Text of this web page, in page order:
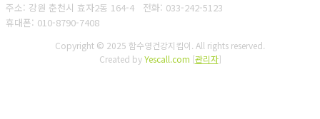
주소: 강원 춘천시 효자2동 164-4 전화: 033-242-5123
휴대폰: 010-8790-7408
Copyright © 2025 함수영건강지킴이. All rights reserved.
Created byYescall.com [관리자]